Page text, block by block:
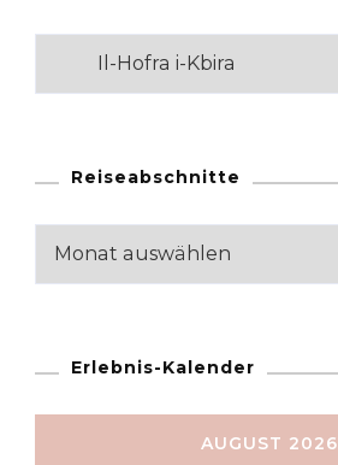
Kategorien
Reiseabschnitte
Reiseabschnitte
Erlebnis-Kalender
AUGUST 2026